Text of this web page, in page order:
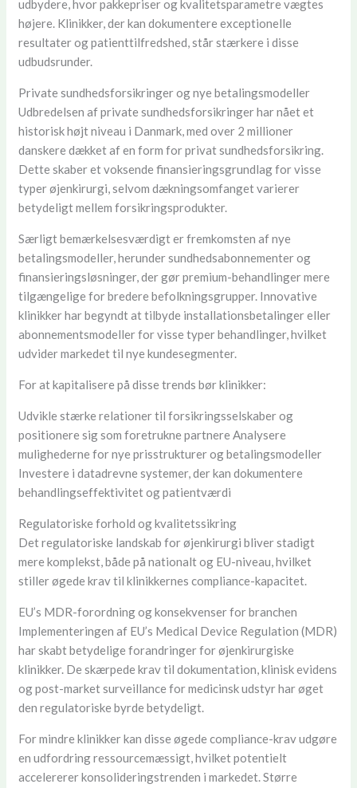
udbydere, hvor pakkepriser og kvalitetsparametre vægtes
højere. Klinikker, der kan dokumentere exceptionelle
resultater og patienttilfredshed, står stærkere i disse
udbudsrunder.
Private sundhedsforsikringer og nye betalingsmodeller
Udbredelsen af private sundhedsforsikringer har nået et
historisk højt niveau i Danmark, med over 2 millioner
danskere dækket af en form for privat sundhedsforsikring.
Dette skaber et voksende finansieringsgrundlag for visse
typer øjenkirurgi, selvom dækningsomfanget varierer
betydeligt mellem forsikringsprodukter.
Særligt bemærkelsesværdigt er fremkomsten af nye
betalingsmodeller, herunder sundhedsabonnementer og
finansieringsløsninger, der gør premium-behandlinger mere
tilgængelige for bredere befolkningsgrupper. Innovative
klinikker har begyndt at tilbyde installationsbetalinger eller
abonnementsmodeller for visse typer behandlinger, hvilket
udvider markedet til nye kundesegmenter.
For at kapitalisere på disse trends bør klinikker:
Udvikle stærke relationer til forsikringsselskaber og
positionere sig som foretrukne partnere Analysere
mulighederne for nye prisstrukturer og betalingsmodeller
Investere i datadrevne systemer, der kan dokumentere
behandlingseffektivitet og patientværdi
Regulatoriske forhold og kvalitetssikring
Det regulatoriske landskab for øjenkirurgi bliver stadigt
mere komplekst, både på nationalt og EU-niveau, hvilket
stiller øgede krav til klinikkernes compliance-kapacitet.
EU’s MDR-forordning og konsekvenser for branchen
Implementeringen af EU’s Medical Device Regulation (MDR)
har skabt betydelige forandringer for øjenkirurgiske
klinikker. De skærpede krav til dokumentation, klinisk evidens
og post-market surveillance for medicinsk udstyr har øget
den regulatoriske byrde betydeligt.
For mindre klinikker kan disse øgede compliance-krav udgøre
en udfordring ressourcemæssigt, hvilket potentielt
accelererer konsolideringstrenden i markedet. Større